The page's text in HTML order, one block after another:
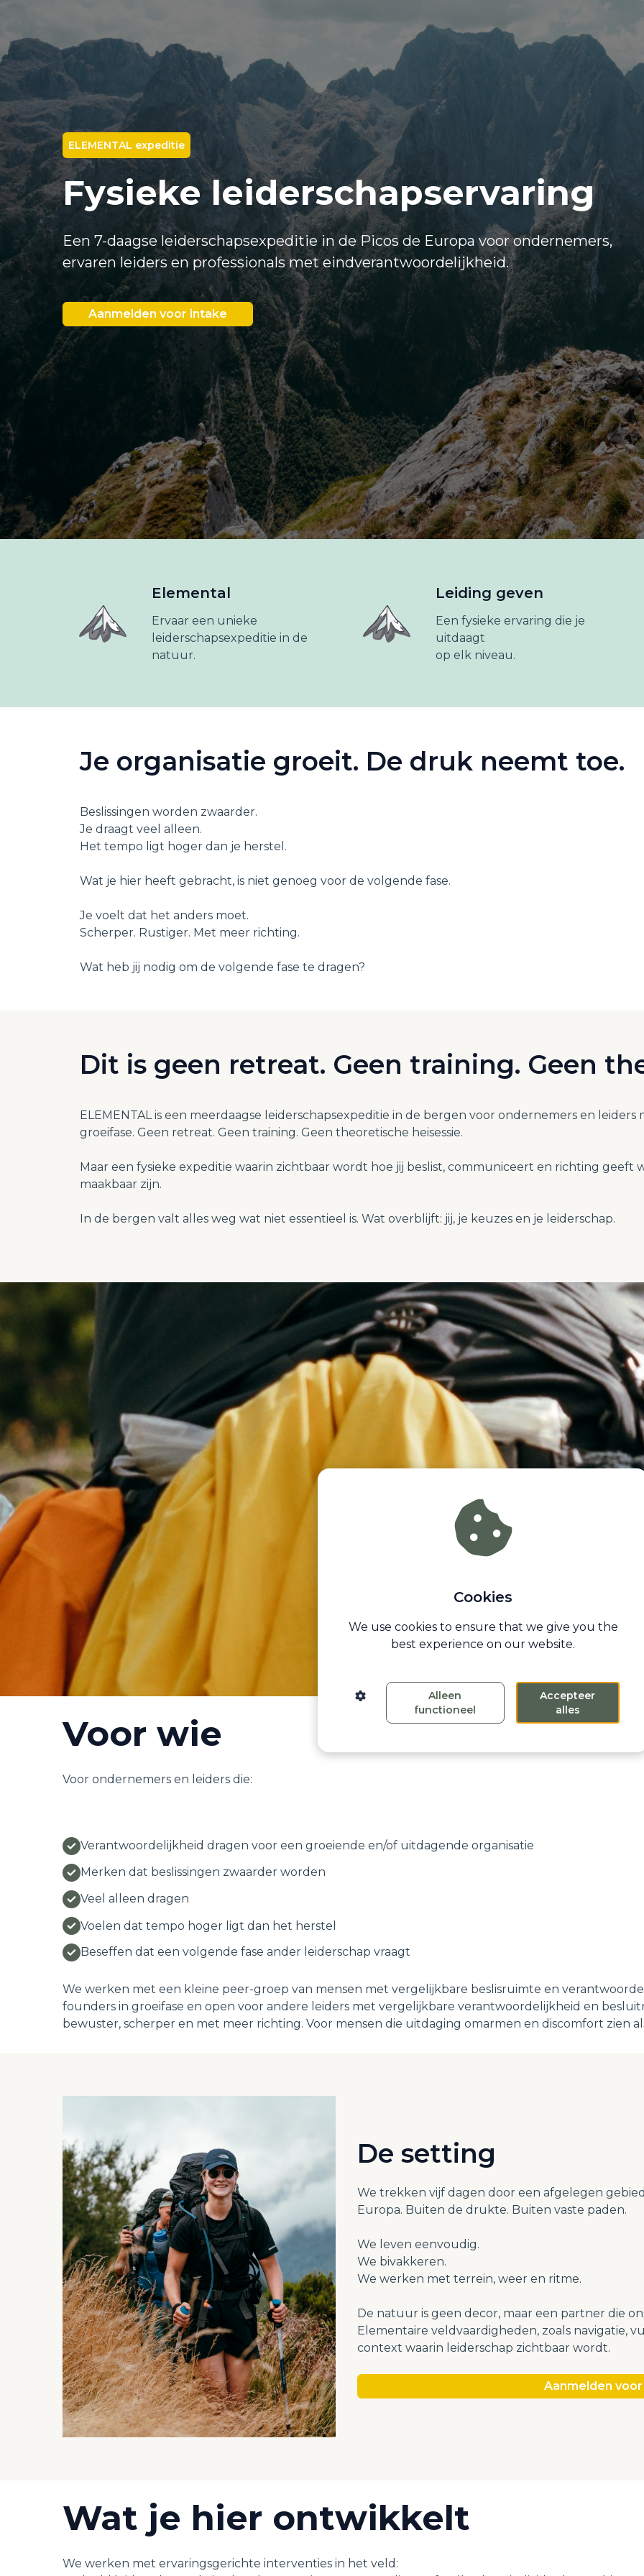
ELEMENTAL expeditie
Fysieke leiderschapservaring
Een 7-daagse leiderschapsexpeditie in de Picos de Europa voor ondernemers,
ervaren leiders en professionals met eindverantwoordelijkheid.
Aanmelden voor intake
Elemental
Ervaar een unieke
leiderschapsexpeditie in de
natuur.
Leiding geven
Een fysieke ervaring die je
uitdaagt
op elk niveau.
Je organisatie groeit. De druk neemt toe.
Beslissingen worden zwaarder.
Je draagt veel alleen.
Het tempo ligt hoger dan je herstel.
Wat je hier heeft gebracht, is niet genoeg voor de volgende fase.
Je voelt dat het anders moet.
Scherper. Rustiger. Met meer richting.
Wat heb jij nodig om de volgende fase te dragen?
Dit is geen retreat. Geen training. Geen
ELEMENTAL is een meerdaagse leiderschapsexpeditie in de bergen voor ondernemers en
groeifase. Geen retreat. Geen training. Geen theoretische heisessie.
Maar een fysieke expeditie waarin zichtbaar wordt hoe jij beslist, communiceert en richting geeft
maakbaar zijn.
In de bergen valt alles weg wat niet essentieel is. Wat overblijft: jij, je keuzes en je leiderschap.
Voor wie
Voor ondernemers en leiders die:
Verantwoordelijkheid dragen voor een groeiende en/of uitdagende organisatie
Merken dat beslissingen zwaarder worden
Veel alleen dragen
Voelen dat tempo hoger ligt dan het herstel
Beseffen dat een volgende fase ander leiderschap vraagt
We werken met een kleine peer-groep van mensen met vergelijkbare beslisruimte en
founders in groeifase en open voor andere leiders met vergelijkbare verantwoordelijkheid en
bewuster, scherper en met meer richting. Voor mensen die uitdaging omarmen en discomfort zien
De setting
We trekken vijf dagen door een afgelegen
Europa. Buiten de drukte. Buiten vaste paden.
We leven eenvoudig.
We bivakkeren.
We werken met terrein, weer en ritme.
De natuur is geen decor, maar een partner die
Elementaire veldvaardigheden, zoals navigatie,
context waarin leiderschap zichtbaar wordt.
Aanmelden
Wat je hier ontwikkelt
We werken met ervaringsgerichte interventies in het veld:
Cookies
We use cookies to ensure that we give you the
best experience on our website.
Alleen
functioneel
Accepteer
alles